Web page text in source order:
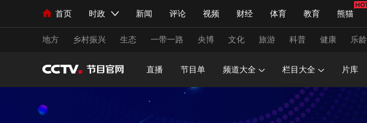
首页 时政 新闻 评论 视频 财经 体育 教育 熊猫
人民领袖习近平 联播+ 中国领导人 央视快评 习式妙语 热解读 天天学习
直播 栏目大全 节目单 听音 微视频 主持人 下载央视影音
海外频道 iPanda English Монгол
地方 乡村振兴 生态 一带一路 央博 文化 旅游 科普 健康 乐龄
直播 节目单 频道大全 栏目大全 片库